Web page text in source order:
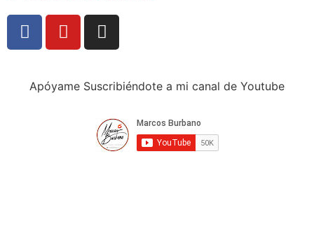
Apóyame Suscribiéndote a mi canal de Youtube